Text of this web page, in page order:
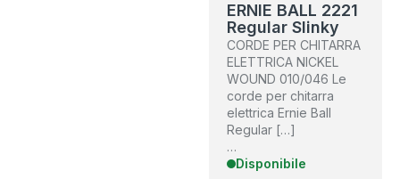
ERNIE BALL 2221
Regular Slinky
CORDE PER CHITARRA
ELETTRICA NICKEL
WOUND 010/046 Le
corde per chitarra
elettrica Ernie Ball
Regular […]
…
Disponibile